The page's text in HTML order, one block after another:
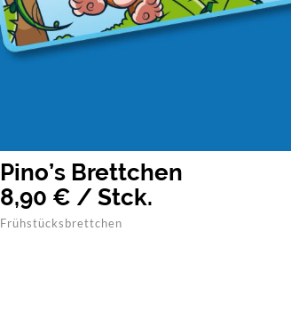
Pino’s Brettchen
8,90 € / Stck.
Frühstücksbrettchen